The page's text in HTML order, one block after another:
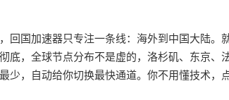
回国加速器只专注一条线：海外到中国大陆。
底，全球节点分布不是虚的，洛杉矶、东京、
少，自动给你切换最快通道。你不用懂技术，